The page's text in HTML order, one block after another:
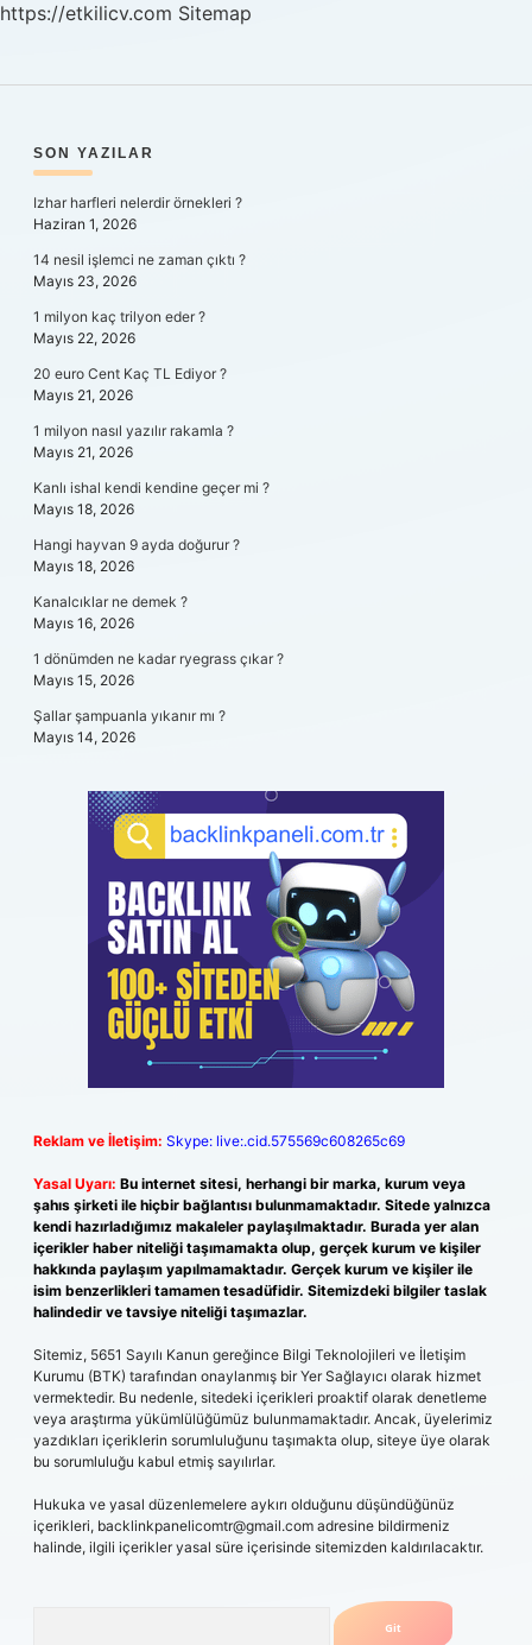
https://etkilicv.com Sitemap
SIDEBAR
SON YAZILAR
Izhar harfleri nelerdir örnekleri ?
Haziran 1, 2026
14 nesil işlemci ne zaman çıktı ?
Mayıs 23, 2026
1 milyon kaç trilyon eder ?
Mayıs 22, 2026
20 euro Cent Kaç TL Ediyor ?
Mayıs 21, 2026
1 milyon nasıl yazılır rakamla ?
Mayıs 21, 2026
Kanlı ishal kendi kendine geçer mi ?
Mayıs 18, 2026
Hangi hayvan 9 ayda doğurur ?
Mayıs 18, 2026
Kanalcıklar ne demek ?
Mayıs 16, 2026
1 dönümden ne kadar ryegrass çıkar ?
Mayıs 15, 2026
Şallar şampuanla yıkanır mı ?
Mayıs 14, 2026
Reklam ve İletişim: Skype: live:.cid.575569c608265c69
Yasal Uyarı: Bu internet sitesi, herhangi bir marka, kurum veya
şahıs şirketi ile hiçbir bağlantısı bulunmamaktadır. Sitede yalnızca
kendi hazırladığımız makaleler paylaşılmaktadır. Burada yer alan
içerikler haber niteliği taşımamakta olup, gerçek kurum ve kişiler
hakkında paylaşım yapılmamaktadır. Gerçek kurum ve kişiler ile
isim benzerlikleri tamamen tesadüfidir. Sitemizdeki bilgiler taslak
halindedir ve tavsiye niteliği taşımazlar.
Sitemiz, 5651 Sayılı Kanun gereğince Bilgi Teknolojileri ve İletişim
Kurumu (BTK) tarafından onaylanmış bir Yer Sağlayıcı olarak hizmet
vermektedir. Bu nedenle, sitedeki içerikleri proaktif olarak denetleme
veya araştırma yükümlülüğümüz bulunmamaktadır. Ancak, üyelerimiz
yazdıkları içeriklerin sorumluluğunu taşımakta olup, siteye üye olarak
bu sorumluluğu kabul etmiş sayılırlar.
Hukuka ve yasal düzenlemelere aykırı olduğunu düşündüğünüz
içerikleri, backlinkpanelicomtr@gmail.com adresine bildirmeniz
halinde, ilgili içerikler yasal süre içerisinde sitemizden kaldırılacaktır.